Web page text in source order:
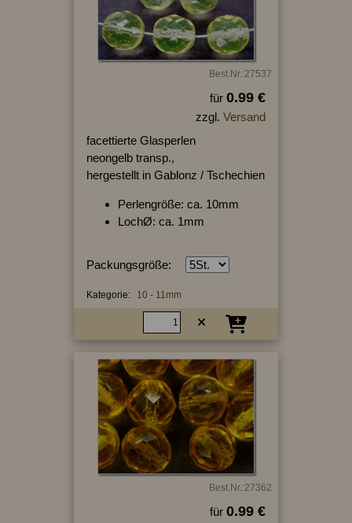
Best.Nr.:27537
für 0.99 €
zzgl. Versand
facettierte Glasperlen
neongelb transp.,
hergestellt in Gablonz / Tschechien
Perlengröße: ca. 10mm
LochØ: ca. 1mm
Packungsgröße:
Kategorie: 10 - 11mm
Best.Nr.:27362
für 0.99 €